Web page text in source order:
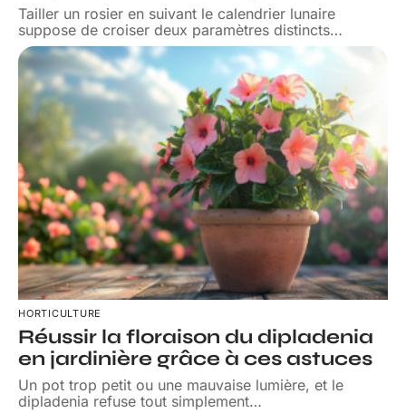
Tailler un rosier en suivant le calendrier lunaire
suppose de croiser deux paramètres distincts…
HORTICULTURE
Réussir la floraison du dipladenia
en jardinière grâce à ces astuces
Un pot trop petit ou une mauvaise lumière, et le
dipladenia refuse tout simplement…